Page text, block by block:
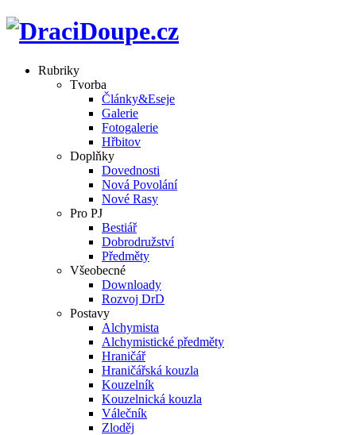
Rubriky
Tvorba
Články&Eseje
Galerie
Fotogalerie
Hřbitov
Doplňky
Dovednosti
Nová Povolání
Nové Rasy
Pro PJ
Bestiář
Dobrodružství
Předměty
Všeobecné
Downloady
Rozvoj DrD
Postavy
Alchymista
Alchymistické předměty
Hraničář
Hraničářská kouzla
Kouzelník
Kouzelnická kouzla
Válečník
Zloděj